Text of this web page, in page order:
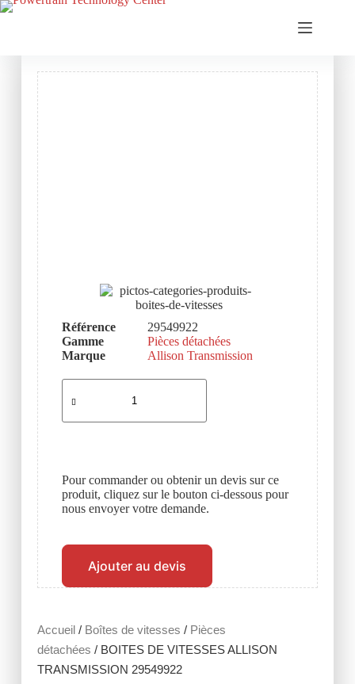
Accueil/ Boîtes de vitesses / Pièces
détachées / BOITES DE VITESSES ALLISON
TRANSMISSION 29549922
Référence
29549922
Gamme
Pièces détachées
Marque
Allison Transmission
Pour commander ou obtenir un devis sur ce
produit, cliquez sur le bouton ci-dessous pour
nous envoyer votre demande.
Ajouter au devis